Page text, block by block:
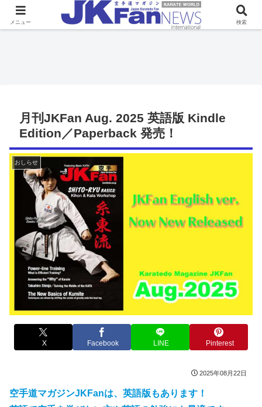
月刊JKFan Aug. 2025 英語版 Kindle
Edition／Paperback 発売！
おしらせ
X Facebook LINE Pinterest
2025年08月22日
空手道マガジンJKFanは、英語版もあります！
メニュー 検索